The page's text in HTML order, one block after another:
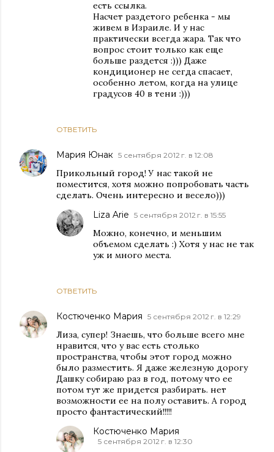
ОТВЕТИТЬ
есть ссылка.
Насчет раздетого ребенка - мы
живем в Израиле. И у нас
практически всегда жара. Так что
вопрос стоит только как еще
больше раздется :))) Даже
кондиционер не сегда спасает,
особенно летом, когда на улице
градусов 40 в тени :)))
Мария Юнак 5 сентября 2012 г. в 12:08
Прикольный город! У нас такой не
поместится, хотя можно попробовать часть
сделать. Очень интересно и весело)))
ОТВЕТИТЬ
Liza Arie 5 сентября 2012 г. в 15:55
Можно, конечно, и меньшим
объемом сделать :) Хотя у нас не так
уж и много места.
Костюченко Мария 5 сентября 2012 г. в 12:29
Лиза, супер! Знаешь, что больше всего мне
нравится, что у вас есть столько
пространства, чтобы этот город можно
было разместить. Я даже железную дорогу
Дашку собираю раз в год, потому что ее
потом тут же придется разбирать. нет
возможности ее на полу оставить. А город
просто фантастический!!!!!
Костюченко Мария
5 сентября 2012 г. в 12:30